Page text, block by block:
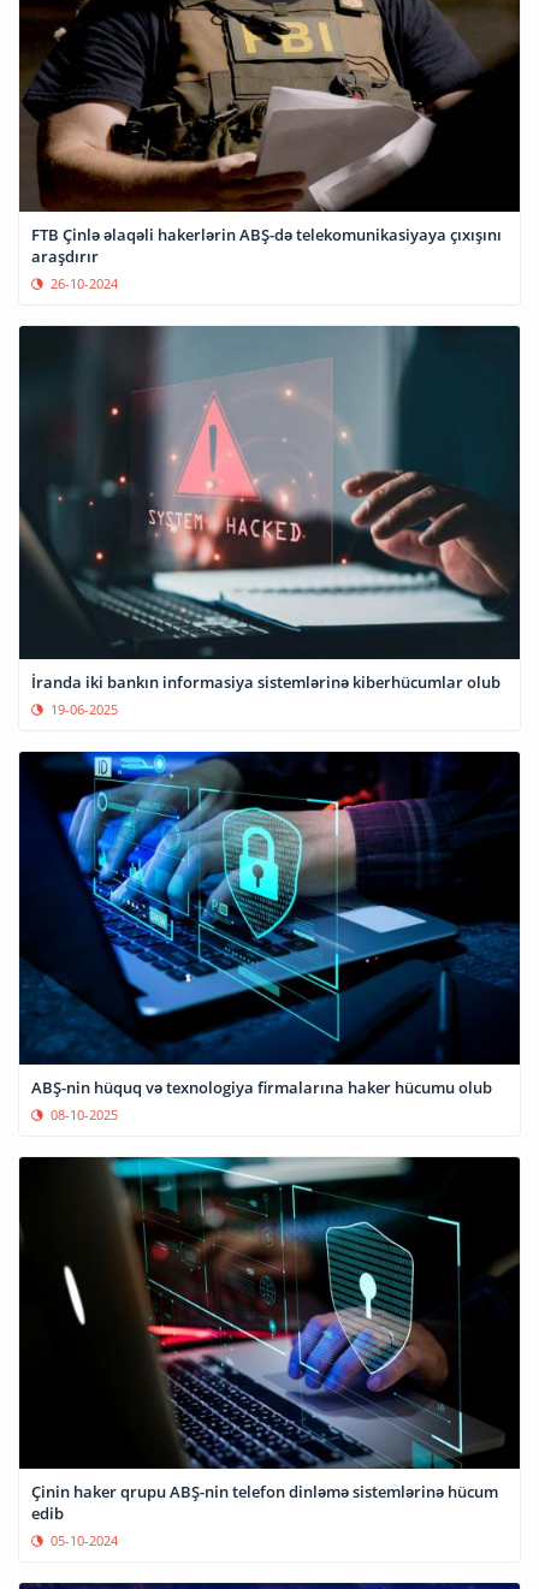
FTB Çinlə əlaqəli hakerlərin ABŞ-də telekomunikasiyaya çıxışını
araşdırır
26-10-2024
İranda iki bankın informasiya sistemlərinə kiberhücumlar olub
19-06-2025
ABŞ-nin hüquq və texnologiya firmalarına haker hücumu olub
08-10-2025
Çinin haker qrupu ABŞ-nin telefon dinləmə sistemlərinə hücum
edib
05-10-2024